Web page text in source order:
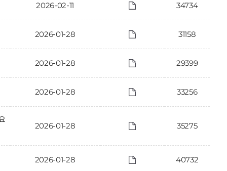
2026-02-11 34734
2026-01-28 31158
2026-01-28 29399
2026-01-28 33256
2026-01-28 35275
2026-01-28 40732